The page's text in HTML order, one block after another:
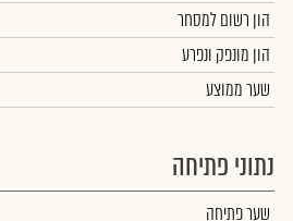
הון רשום למסחר
הון מונפק ונפרע
שער ממוצע
נתוני פתיחה
שער פתיחה